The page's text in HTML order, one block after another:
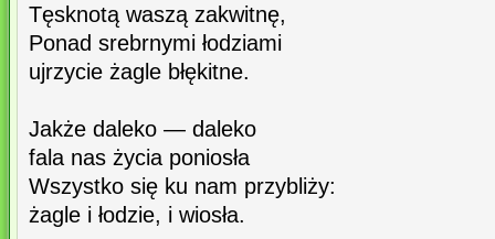
Tęsknotą waszą zakwitnę,
Ponad srebrnymi łodziami
ujrzycie żagle błękitne.
Jakże daleko — daleko
fala nas życia poniosła
Wszystko się ku nam przybliży:
żagle i łodzie, i wiosła.